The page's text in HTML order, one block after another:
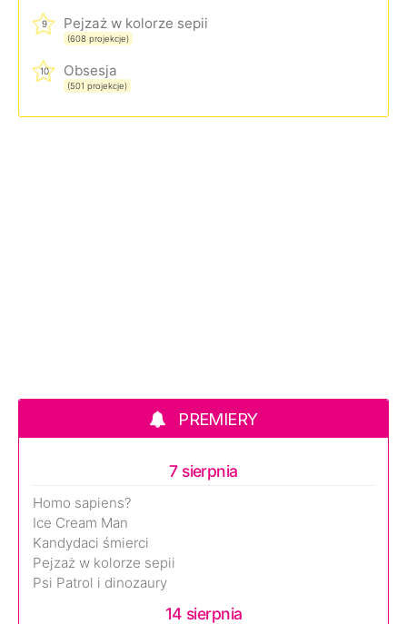
9 Pejzaż w kolorze sepii
(608 projekcje)
10 Obsesja
(501 projekcje)
PREMIERY
7 sierpnia
Homo sapiens?
Ice Cream Man
Kandydaci śmierci
Pejzaż w kolorze sepii
Psi Patrol i dinozaury
14 sierpnia